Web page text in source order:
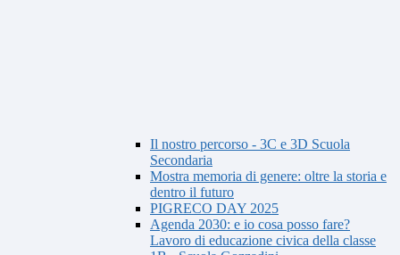
Il nostro percorso - 3C e 3D Scuola
Secondaria
Mostra memoria di genere: oltre la storia e
dentro il futuro
PIGRECO DAY 2025
Agenda 2030: e io cosa posso fare?
Lavoro di educazione civica della classe